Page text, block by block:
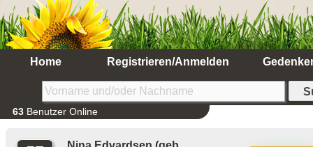
Home Registrieren/Anmelden
63 Benutzer Online